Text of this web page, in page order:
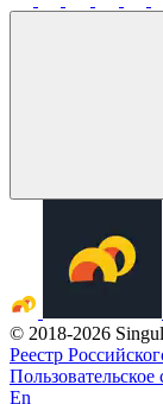
© 2018-2026
Реестр
Пользовательское
En